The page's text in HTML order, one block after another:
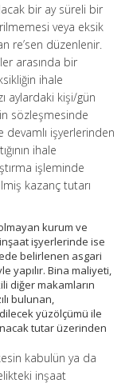
bir ay süreli bir
veya eksik
re’sen düzenlenir.
arasında bir
ihale
aylardaki kişi/gün
sözleşmesinde
devamlı işyerlerinden
ihale
işleminde
kazanç tutarı
kurum ve
işyerlerinde ise
belirlenen asgari
yapılır. Bina maliyeti,
diğer makamların
bulunan,
yüzölçümü ile
tutar üzerinden
kabulün ya da
inşaat